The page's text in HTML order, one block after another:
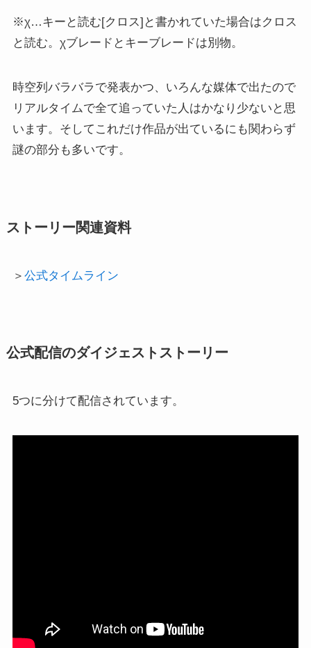
※χ…キーと読む[クロス]と書かれていた場合はクロス
と読む。χブレードとキーブレードは別物。
時空列バラバラで発表かつ、いろんな媒体で出たので
リアルタイムで全て追っていた人はかなり少ないと思
います。そしてこれだけ作品が出ているにも関わらず
謎の部分も多いです。
ストーリー関連資料
＞ 公式タイムライン
公式配信のダイジェストストーリー
5つに分けて配信されています。